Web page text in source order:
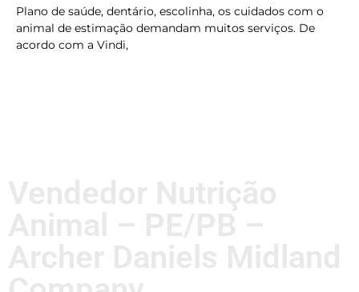
Plano de saúde, dentário, escolinha, os cuidados com o
animal de estimação demandam muitos serviços. De
acordo com a Vindi,